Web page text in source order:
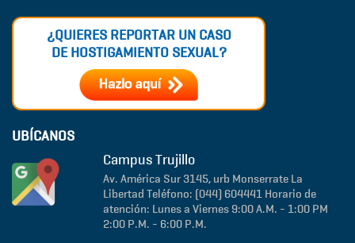
¿QUIERES REPORTAR UN CASO
DE HOSTIGAMIENTO SEXUAL?
UBÍCANOS
Campus Trujillo
Av. América Sur 3145, urb Monserrate La
Libertad Teléfono: (044) 604441 Horario de
atención: Lunes a Viernes 9:00 A.M. - 1:00 PM
2:00 P.M. - 6:00 P.M.